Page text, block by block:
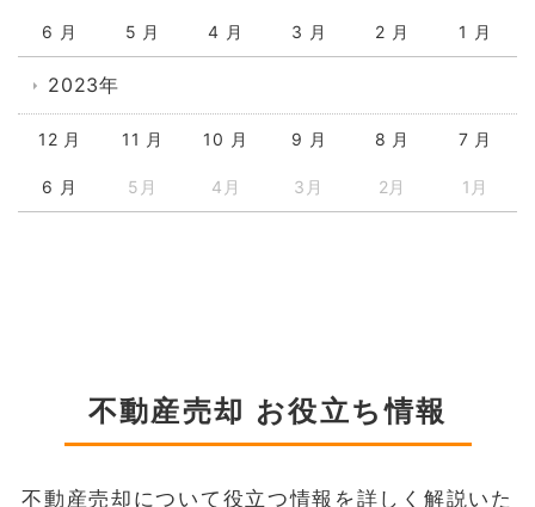
6 月 5 月 4 月 3 月 2 月 1 月
2023年
12 月 11 月 10 月 9 月 8 月 7 月
6 月 5月 4月 3月 2月 1月
不動産売却 お役立ち情報
不動産売却について役立つ情報を詳しく解説いた